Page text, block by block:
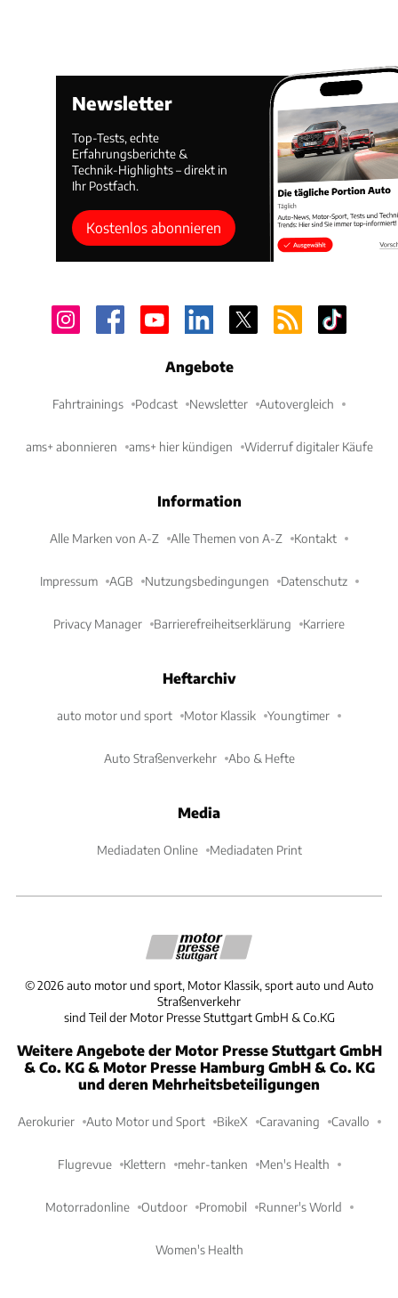
Newsletter
Top-Tests, echte
Erfahrungsberichte &
Technik-Highlights – direkt in
Ihr Postfach.
Kostenlos abonnieren
Angebote
Fahrtrainings Podcast Newsletter Autovergleich
ams+ abonnieren ams+ hier kündigen Widerruf digitaler Käufe
Information
Alle Marken von A-Z Alle Themen von A-Z Kontakt
Impressum AGB Nutzungsbedingungen Datenschutz
Privacy Manager Barrierefreiheitserklärung Karriere
Heftarchiv
auto motor und sport Motor Klassik Youngtimer
Auto Straßenverkehr Abo & Hefte
Media
Mediadaten Online Mediadaten Print
©2026 auto motor und sport, Motor Klassik, sport auto und Auto
Straßenverkehr
sind Teil der Motor Presse Stuttgart GmbH & Co.KG
Weitere Angebote der Motor Presse Stuttgart GmbH
& Co. KG & Motor Presse Hamburg GmbH & Co. KG
und deren Mehrheitsbeteiligungen
Aerokurier Auto Motor und Sport BikeX Caravaning Cavallo
Flugrevue Klettern mehr-tanken Men's Health
Motorradonline Outdoor Promobil Runner's World
Women's Health